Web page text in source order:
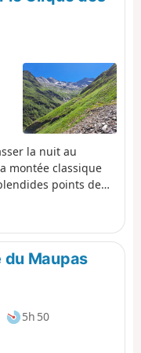
la nuit au
montée classique
points de
beau temps, le
les Anciennes
du Maupas
5h 50